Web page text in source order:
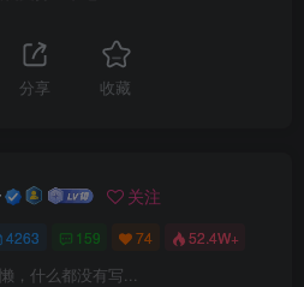
分享 收藏
关注
4263 159 74 52.4W+
，什么都没有写...